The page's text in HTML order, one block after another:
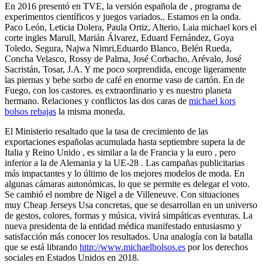
En 2016 presentó en TVE, la versión española de , programa de
experimentos científicos y juegos variados.. Estamos en la onda.
Paco León, Leticia Dolera, Paula Ortiz, Alterio, Laia michael kors el
corte ingles Marull, Marián Álvarez, Eduard Fernández, Goya
Toledo, Segura, Najwa Nimri,Eduardo Blanco, Belén Rueda,
Concha Velasco, Rossy de Palma, José Corbacho, Arévalo, José
Sacristán, Tosar, J.A. Y me poco sorprendida, encoge ligeramente
las piernas y bebe sorbo de café en enorme vaso de cartón. En de
Fuego, con los castores. es extraordinario y es nuestro planeta
hermano. Relaciones y conflictos las dos caras de michael kors
bolsos rebajas la misma moneda.
El Ministerio resaltado que la tasa de crecimiento de las
exportaciones españolas acumulada hasta septiembre supera la de
Italia y Reino Unido , es similar a la de Francia y la euro , pero
inferior a la de Alemania y la UE-28 . Las campañas publicitarias
más impactantes y lo último de los mejores modelos de moda. En
algunas cámaras autonómicas, lo que se permite es delegar el voto.
Se cambió el nombre de Nigel a de Villeneuve. Con situaciones
muy Cheap Jerseys Usa concretas, que se desarrollan en un universo
de gestos, colores, formas y música, vivirá simpáticas eventuras. La
nueva presidenta de la entidad médica manifestado entusiasmo y
satisfacción más conocer los resultados. Una analogía con la batalla
que se está librando http://www.michaelbolsos.es por los derechos
sociales en Estados Unidos en 2018.